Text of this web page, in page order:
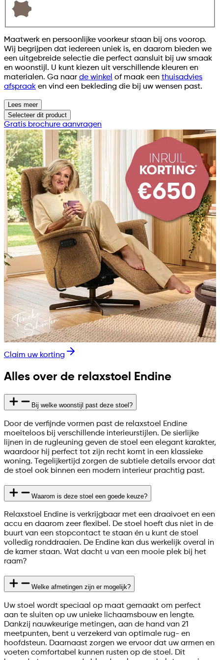
Maatwerk en persoonlijke voorkeur staan bij ons voorop.
Wij begrijpen dat iedereen uniek is, en daarom bieden we
een uitgebreide selectie die perfect aansluit bij uw smaak
en woonstijl. U kunt kiezen uit verschillende kleuren en
materialen. Ga naar de winkel of maak een thuisadvies
afspraak en vind een bekleding die bij uw wensen past.
Lees meer
Selecteer dit product
Gratis brochure aanvragen
Claim uw korting
Alles over de relaxstoel Endine
Bij welke woonstijl past deze stoel?
Door de verfijnde vormen past de relaxstoel Endine
moeiteloos bij verschillende interieurstijlen. De sierlijke
lijnen in de rugleuning geven de stoel een elegant karakter,
waardoor hij perfect tot zijn recht komt in een klassieke
woning. Tegelijkertijd zorgen de subtiele details ervoor dat
de stoel ook binnen een modern interieur prachtig past.
Waarom is deze stoel een goede keuze?
Relaxstoel Endine is verkrijgbaar met een draaivoet en een
accu en daarom zeer flexibel. De stoel hoeft dus niet in de
buurt van een stopcontact te staan én u kunt de stoel
volledig ronddraaien. De Endine kan dus werkelijk overal in
de kamer staan. Wat dacht u van een mooie plek bij het
raam?
Welke afmetingen zijn er mogelijk?
Uw stoel wordt speciaal op maat gemaakt om perfect
aan te sluiten op uw unieke lichaamsbouw en lengte.
Dankzij nauwkeurige metingen, aan de hand van 21
meetpunten, bent u verzekerd van optimale rug- en
hoofdsteun. Daarnaast zorgen we ervoor dat uw armen en
voeten comfortabel kunnen rusten op de stoel. Dit